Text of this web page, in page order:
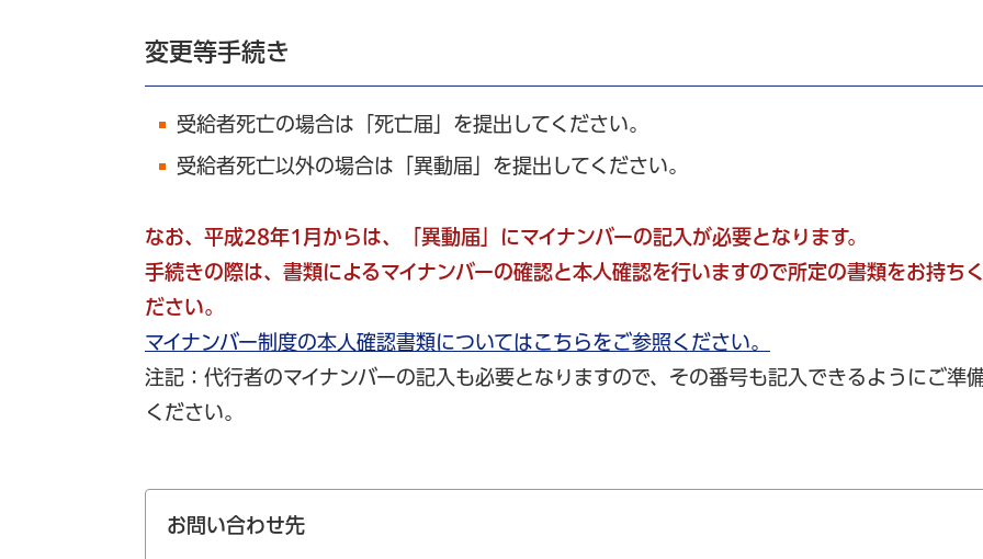
変更等手続き
受給者死亡の場合は「死亡届」を提出してください。
受給者死亡以外の場合は「異動届」を提出してください。
なお、平成28年1月からは、「異動届」にマイナンバーの記入が必要となります。
手続きの際は、書類によるマイナンバーの確認と本人確認を行いますので所定の書類をお持ちく
ださい。
マイナンバー制度の本人確認書類についてはこちらをご参照ください。
注記：代行者のマイナンバーの記入も必要となりますので、その番号も記入できるようにご準
ください。
お問い合わせ先